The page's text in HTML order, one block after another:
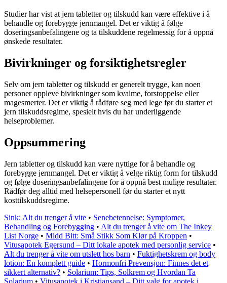
Studier har vist at jern tabletter og tilskudd kan være effektive i å
behandle og forebygge jernmangel. Det er viktig å følge
doseringsanbefalingene og ta tilskuddene regelmessig for å oppnå
ønskede resultater.
Bivirkninger og forsiktighetsregler
Selv om jern tabletter og tilskudd er generelt trygge, kan noen
personer oppleve bivirkninger som kvalme, forstoppelse eller
magesmerter. Det er viktig å rådføre seg med lege før du starter et
jern tilskuddsregime, spesielt hvis du har underliggende
helseproblemer.
Oppsummering
Jern tabletter og tilskudd kan være nyttige for å behandle og
forebygge jernmangel. Det er viktig å velge riktig form for tilskudd
og følge doseringsanbefalingene for å oppnå best mulige resultater.
Rådfør deg alltid med helsepersonell før du starter et nytt
kosttilskuddsregime.
Sink: Alt du trenger å vite • Senebetennelse: Symptomer,
Behandling og Forebygging • Alt du trenger å vite om The Inkey
List Norge • Midd Bitt: Små Stikk Som Klør på Kroppen •
Vitusapotek Egersund – Ditt lokale apotek med personlig service •
Alt du trenger å vite om utslett hos barn • Fuktighetskrem og body
lotion: En komplett guide • Hormonfri Prevensjon: Finnes det et
sikkert alternativ? • Solarium: Tips, Solkrem og Hvordan Ta
Solarium • Vitusapotek i Kristiansand – Ditt valg for apotek i